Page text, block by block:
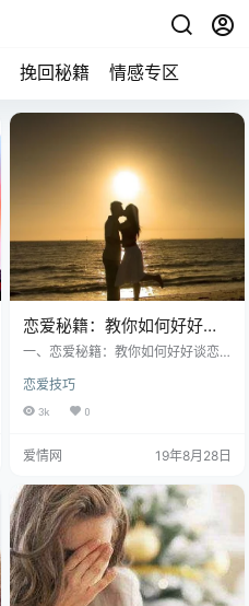
挽回秘籍 情感专区
恋爱秘籍：教你如何好好谈
恋爱
一、恋爱秘籍：教你如何好好谈恋
束缚! 在情感经营中，技巧的应用是
以本来的演出为前提的，各种各样
真，他一点也不要认真，如果你强
包容，如果你受苦，他就不能在旁
边吃好吃的东西 寻找伴侣是合适
的，不是寻找自己的牛13。 男人女
人怎么谈恋爱?人际交往技巧有哪
些?最痛苦的离别往往是无言的…
恋爱技巧
3k 0
爱情网 19年8月28日